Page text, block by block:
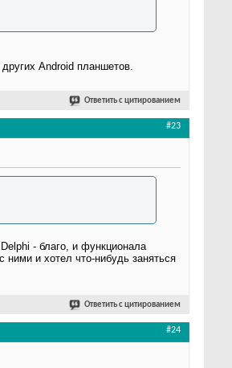
Android планшетов.
Ответить с цитированием
#23
- благо, и функционала
и хотел что-нибудь заняться
Ответить с цитированием
#24